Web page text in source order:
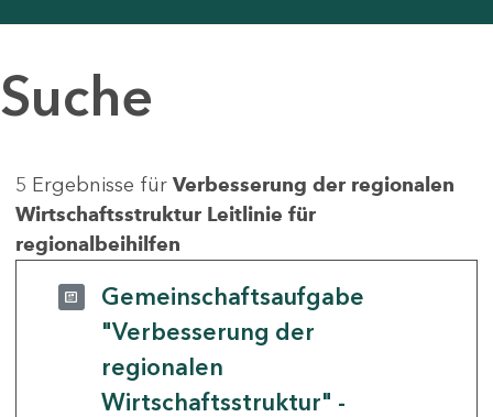
Suche
5 Ergebnisse für Verbesserung der regionalen
Wirtschaftsstruktur Leitlinie für
regionalbeihilfen
Gemeinschaftsaufgabe
"Verbesserung der
regionalen
Wirtschaftsstruktur" -